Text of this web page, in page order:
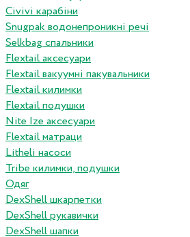
Сivivi карабіни
Snugpak водонепроникні речі
Selkbag спальники
Flextail аксесуари
Flextail вакуумні пакувальники
Flextail килимки
Flextail подушки
Nite Ize аксесуари
Flextail матраци
Litheli насоси
Tribe килимки, подушки
Одяг
DexShell шкарпетки
DexShell рукавички
DexShell шапки